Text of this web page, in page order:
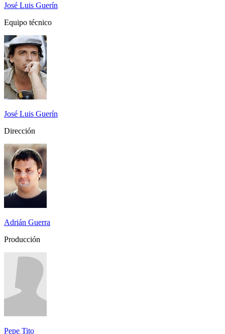
José Luis Guerín
Equipo técnico
José Luis Guerín
Dirección
Adrián Guerra
Producción
Pepe Tito